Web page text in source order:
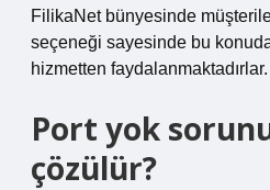
FilikaNet bünyesinde
seçeneği sayesinde bu
hizmetten faydalanmaktadırlar.
Port yok
çözülür?